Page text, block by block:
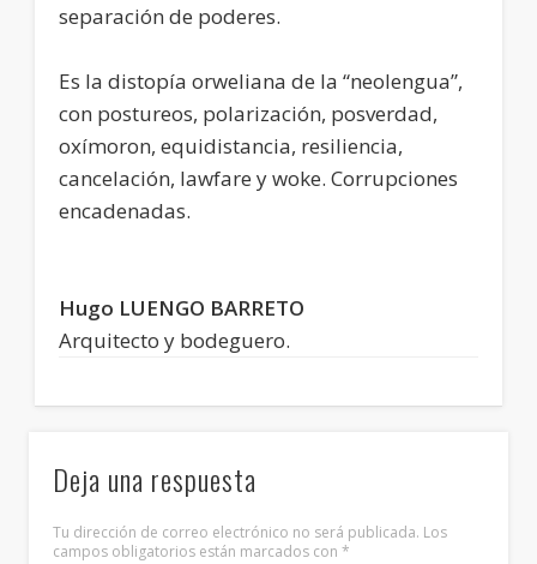
separación de poderes.
Es la distopía orweliana de la “neolengua”,
con postureos, polarización, posverdad,
oxímoron, equidistancia, resiliencia,
cancelación, lawfare y woke. Corrupciones
encadenadas.
Hugo LUENGO BARRETO
Arquitecto y bodeguero.
Deja una respuesta
Tu dirección de correo electrónico no será publicada. Los
campos obligatorios están marcados con*